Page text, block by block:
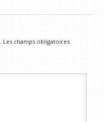
Les champs obligatoires